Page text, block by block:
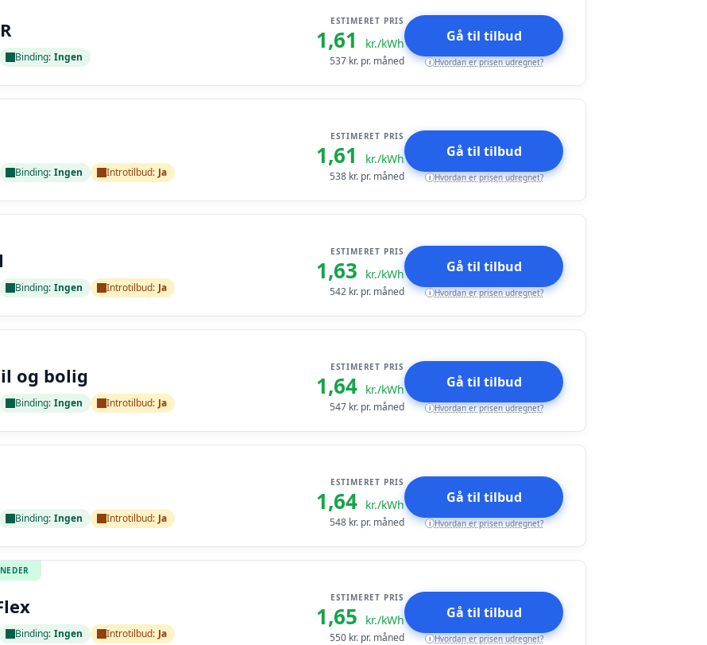
Binding: Ingen
ESTIMERET PRIS
1,61 kr./kWh
537 kr. pr. måned
Gå til tilbud
i Hvordan er prisen udregnet?
Binding: Ingen Introtilbud: Ja
ESTIMERET PRIS
1,61 kr./kWh
538 kr. pr. måned
Gå til tilbud
i Hvordan er prisen udregnet?
Binding: Ingen Introtilbud: Ja
ESTIMERET PRIS
1,63 kr./kWh
542 kr. pr. måned
Gå til tilbud
i Hvordan er prisen udregnet?
og bolig
Binding: Ingen Introtilbud: Ja
ESTIMERET PRIS
1,64 kr./kWh
547 kr. pr. måned
Gå til tilbud
i Hvordan er prisen udregnet?
Binding: Ingen Introtilbud: Ja
ESTIMERET PRIS
1,64 kr./kWh
548 kr. pr. måned
Gå til tilbud
i Hvordan er prisen udregnet?
Binding: Ingen Introtilbud: Ja
ESTIMERET PRIS
1,65 kr./kWh
550 kr. pr. måned
Gå til tilbud
i Hvordan er prisen udregnet?